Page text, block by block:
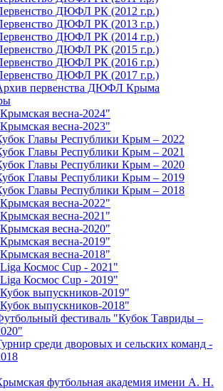
ДЮФЛ РК (2012 г.р.)
ДЮФЛ РК (2013 г.р.)
ДЮФЛ РК (2014 г.р.)
ДЮФЛ РК (2015 г.р.)
ДЮФЛ РК (2016 г.р.)
ДЮФЛ РК (2017 г.р.)
первенства ДЮФЛ Крыма
весна-2024"
весна-2023"
Главы Республики Крым – 2022
Главы Республики Крым – 2021
Главы Республики Крым – 2020
Главы Республики Крым – 2019
Главы Республики Крым – 2018
весна-2022"
весна-2021"
весна-2020"
весна-2019"
весна-2018"
Космос Cup - 2021"
Космос Cup - 2019"
выпускников-2019"
выпускников-2018"
фестиваль "Кубок Тавриды –
среди дворовых и сельских команд -
футбольная академия имени А. Н.